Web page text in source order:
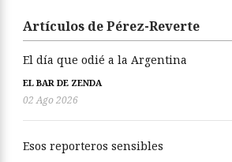
Artículos de Pérez-Reverte
El día que odié a la Argentina
EL BAR DE ZENDA
02 Ago 2026
Esos reporteros sensibles